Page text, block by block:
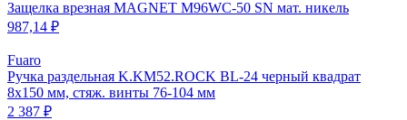
Защелка врезная MAGNET M96WC-50 SN мат. никель
987,14 ₽
Fuaro
Ручка раздельная K.KM52.ROCK BL-24 черный квадрат
8х150 мм, стяж. винты 76-104 мм
2 387 ₽